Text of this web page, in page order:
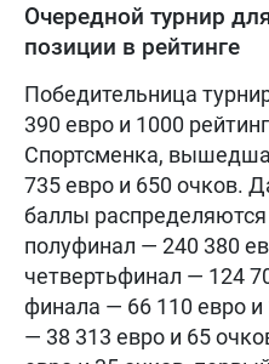
Очередной турнир
позиции в рейтинге
Победительница
390 евро и 1000
Спортсменка,
735 евро и 650 очков.
баллы
полуфинал — 240 380
четвертьфинал — 124
финала — 66 110 евро и
— 38 313 евро и 65